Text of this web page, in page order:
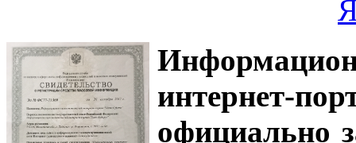
интернет-
официально